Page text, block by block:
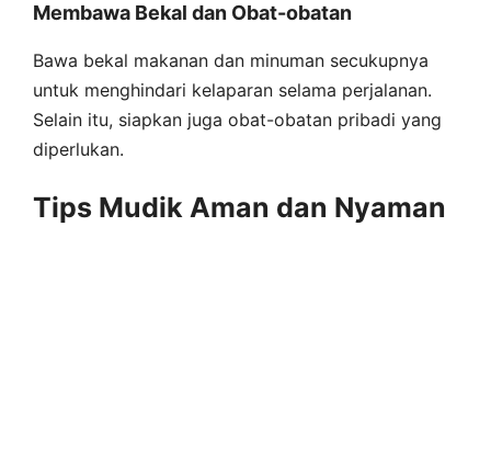
Membawa Bekal dan Obat-obatan
Bawa bekal makanan dan minuman secukupnya
untuk menghindari kelaparan selama perjalanan.
Selain itu, siapkan juga obat-obatan pribadi yang
diperlukan.
Tips Mudik Aman dan Nyaman